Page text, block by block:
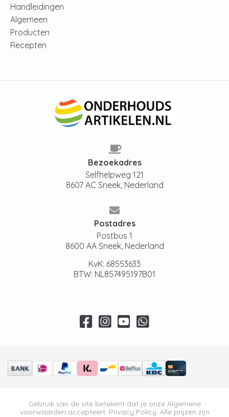
Handleidingen
Algemeen
Producten
Recepten
Bezoekadres
Selfhelpweg 121
8607 AC Sneek, Nederland
Postadres
Postbus 1
8600 AA Sneek, Nederland
KvK: 68553633
BTW: NL857495197B01
Gebruik van de site betekent dat je onze Algemene
voorwaarden accepteert. Privacy Policy . Alle prijzen zijn